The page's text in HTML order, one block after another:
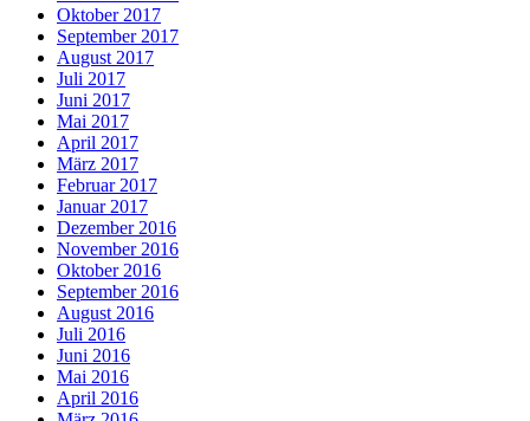
Oktober 2017
September 2017
August 2017
Juli 2017
Juni 2017
Mai 2017
April 2017
März 2017
Februar 2017
Januar 2017
Dezember 2016
November 2016
Oktober 2016
September 2016
August 2016
Juli 2016
Juni 2016
Mai 2016
April 2016